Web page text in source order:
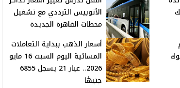
الأتوبيس الترددي مع تشغيل
محطات القاهرة الجديدة
بالبنوك
أسعار الذهب ببداية التعاملات
المسائية اليوم السبت 16 مايو
2026.. عيار 21 يسجل 6855
جنيهًا